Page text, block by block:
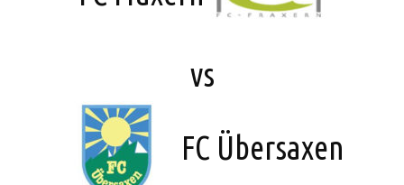
vs
FC Übersaxen